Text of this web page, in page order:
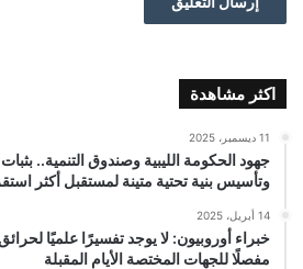
اكثر مشاهدة
11 ديسمبر، 2025
جهود الحكومة الليبية وصندوق التنمية..
وتأسيس بنية تحتية متينة لمستقبل أكثر
14 أبريل، 2025
خبراء أوروبيون: لا يوجد تفسيرًا علميًا
مفصلًا للجهات المختصة الأيام المقبلة